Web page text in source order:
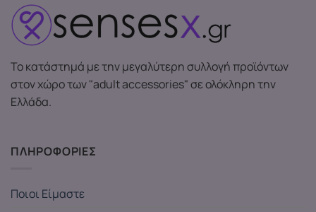
Το κατάστημά με την μεγαλύτερη συλλογή προϊόντων
στον χώρο των "adult accessories" σε ολόκληρη την
Ελλάδα.
ΠΛΗΡΟΦΟΡΙΕΣ
Ποιοι Είμαστε